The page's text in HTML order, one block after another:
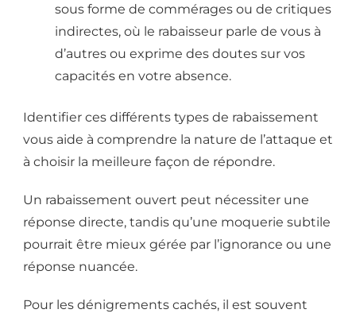
sous forme de commérages ou de critiques
indirectes, où le rabaisseur parle de vous à
d’autres ou exprime des doutes sur vos
capacités en votre absence.
Identifier ces différents types de rabaissement
vous aide à comprendre la nature de l’attaque et
à choisir la meilleure façon de répondre.
Un rabaissement ouvert peut nécessiter une
réponse directe, tandis qu’une moquerie subtile
pourrait être mieux gérée par l’ignorance ou une
réponse nuancée.
Pour les dénigrements cachés, il est souvent